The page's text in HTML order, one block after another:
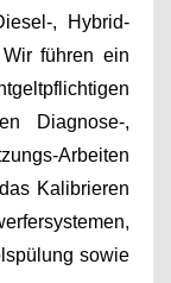
, Hybrid-
führen ein
Diagnose-,
Arbeiten
Kalibrieren
sowie